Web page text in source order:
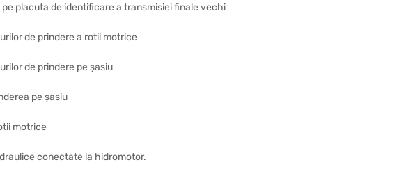
placuta de identificare a transmisiei finale vechi
de prindere a rotii motrice
de prindere pe șasiu
pe șasiu
motrice
conectate la hidromotor.